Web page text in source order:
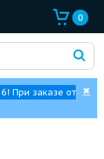
0
При заказе от
✖